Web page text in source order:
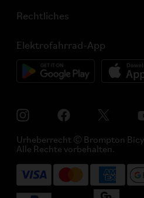
Rechtliches
Elektrofahrrad-App
Urheberrecht © Brompton
Alle Rechte vorbehalten.